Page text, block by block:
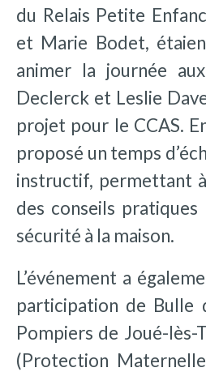
du Relais Petite
et Marie Bodet,
animer la journée
Declerck et Leslie
projet pour le CCAS.
proposé un temps
instructif, permettant
des conseils
sécurité à la maison.
L’événement a
participation de Bulle
Pompiers de Joué-lès-
(Protection